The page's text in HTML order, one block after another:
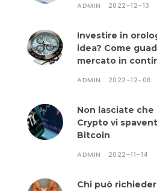
ADMIN 2022-12-13
Investire in
idea? Come
mercato in
ADMIN 2022-12-06
Non lasciate che
Crypto vi
Bitcoin
ADMIN 2022-11-14
Chi può